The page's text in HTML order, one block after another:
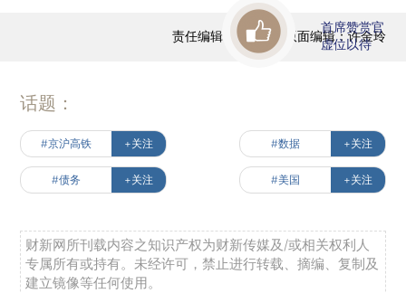
责任编辑：任蕙兰 | 版面编辑：许金玲
首席赞赏官
虚位以待
话题：
#京沪高铁 +关注 #数据 +关注
#债务 +关注 #美国 +关注
财新网所刊载内容之知识产权为财新传媒及/或相关权利人
专属所有或持有。未经许可，禁止进行转载、摘编、复制及
建立镜像等任何使用。